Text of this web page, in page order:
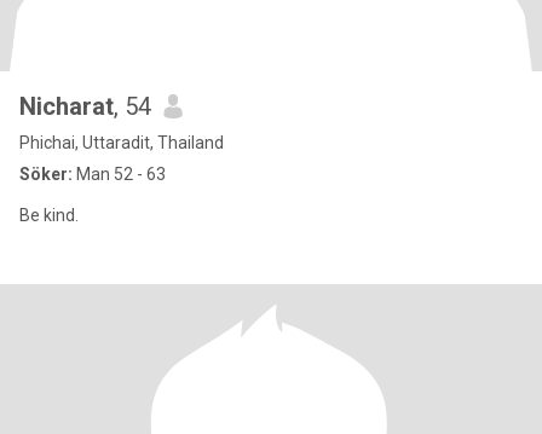
Nicharat, 54
Phichai, Uttaradit, Thailand
Söker: Man 52 - 63
Be kind.